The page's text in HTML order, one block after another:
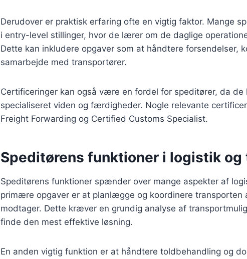
Derudover er praktisk erfaring ofte en vigtig faktor. Mange
i entry-level stillinger, hvor de lærer om de daglige
Dette kan inkludere opgaver som at håndtere forsendelser,
samarbejde med transportører.
Certificeringer kan også være en fordel for speditører, da de
specialiseret viden og færdigheder. Nogle relevante
Freight Forwarding og Certified Customs Specialist.
Speditørens funktioner i logistik
Speditørens funktioner spænder over mange aspekter af
primære opgaver er at planlægge og koordinere transporten
modtager. Dette kræver en grundig analyse af
finde den mest effektive løsning.
En anden vigtig funktion er at håndtere toldbehandling og